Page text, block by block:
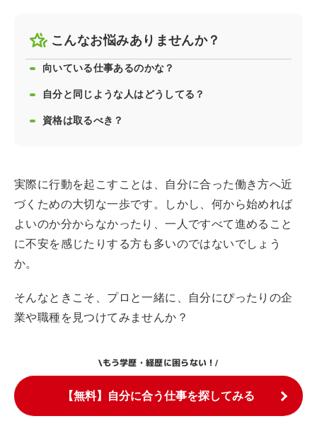
こんなお悩みありませんか？
向いている仕事あるのかな？
自分と同じような人はどうしてる？
資格は取るべき？
実際に行動を起こすことは、自分に合った働き方へ近
づくための大切な一歩です。しかし、何から始めれば
よいのか分からなかったり、一人ですべて進めること
に不安を感じたりする方も多いのではないでしょう
か。
そんなときこそ、プロと一緒に、自分にぴったりの企
業や職種を見つけてみませんか？
\もう学歴・経歴に困らない！/
【無料】自分に合う仕事を探してみる